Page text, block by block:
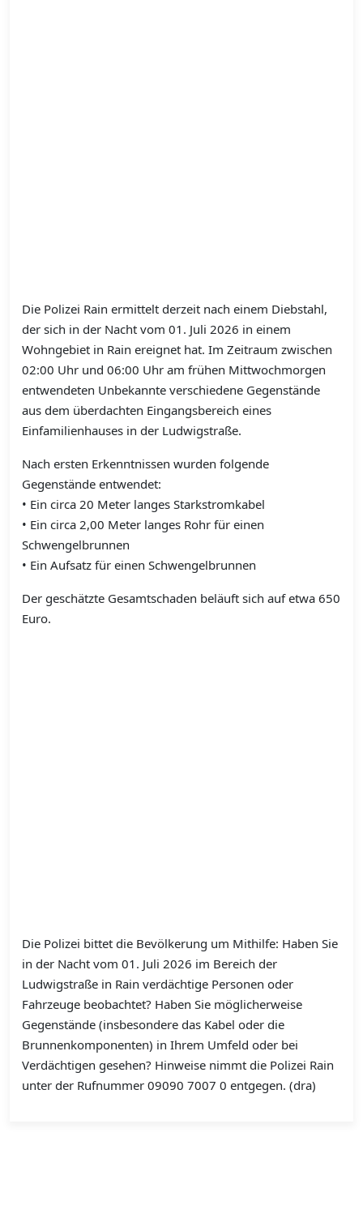
Die Polizei Rain ermittelt derzeit nach einem Diebstahl,
der sich in der Nacht vom 01. Juli 2026 in einem
Wohngebiet in Rain ereignet hat. Im Zeitraum zwischen
02:00 Uhr und 06:00 Uhr am frühen Mittwochmorgen
entwendeten Unbekannte verschiedene Gegenstände
aus dem überdachten Eingangsbereich eines
Einfamilienhauses in der Ludwigstraße.
Nach ersten Erkenntnissen wurden folgende
Gegenstände entwendet:
• Ein circa 20 Meter langes Starkstromkabel
• Ein circa 2,00 Meter langes Rohr für einen
Schwengelbrunnen
• Ein Aufsatz für einen Schwengelbrunnen
Der geschätzte Gesamtschaden beläuft sich auf etwa 650
Euro.
Die Polizei bittet die Bevölkerung um Mithilfe: Haben Sie
in der Nacht vom 01. Juli 2026 im Bereich der
Ludwigstraße in Rain verdächtige Personen oder
Fahrzeuge beobachtet? Haben Sie möglicherweise
Gegenstände (insbesondere das Kabel oder die
Brunnenkomponenten) in Ihrem Umfeld oder bei
Verdächtigen gesehen? Hinweise nimmt die Polizei Rain
unter der Rufnummer 09090 7007 0 entgegen. (dra)